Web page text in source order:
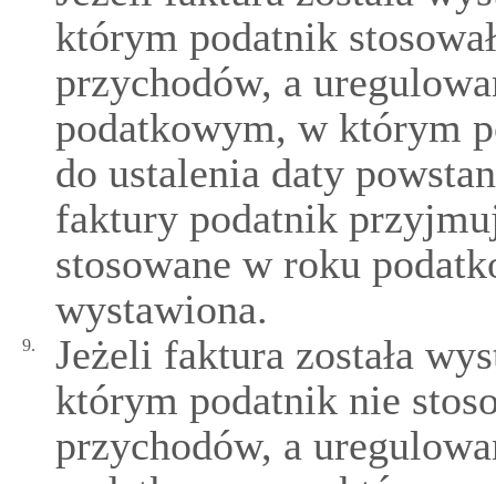
którym podatnik
przychodów, a
podatkowym, w którym
do ustalenia daty
faktury podatnik
stosowane w roku
wystawiona.
9.
Jeżeli faktura została
którym podatnik nie
przychodów, a